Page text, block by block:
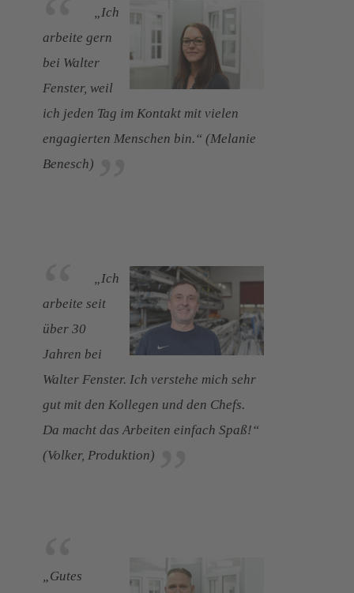
„Ich
arbeite gern
bei Walter
Fenster, weil
ich jeden Tag im Kontakt mit vielen
engagierten Menschen bin.“ (Melanie
Benesch)
„Ich
arbeite seit
über 30
Jahren bei
Walter Fenster. Ich verstehe mich sehr
gut mit den Kollegen und den Chefs.
Da macht das Arbeiten einfach Spaß!“
(Volker, Produktion)
„Gutes